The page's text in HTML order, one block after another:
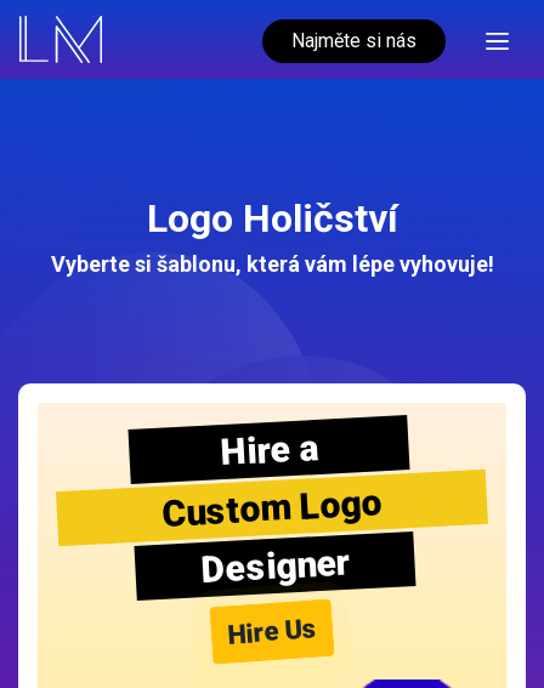
Najměte si nás
Logo Holičství
Vyberte si šablonu, která vám lépe vyhovuje!
Hire a
Custom Logo
Designer
Hire Us